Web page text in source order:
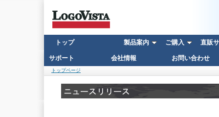
トップ 製品案内 ご購入 直販
サポート 会社情報 お問い合わせ
トップページ